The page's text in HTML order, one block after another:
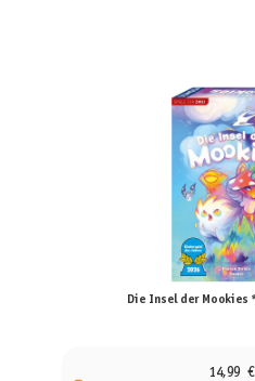
Die Insel der Mookies
14,99 €